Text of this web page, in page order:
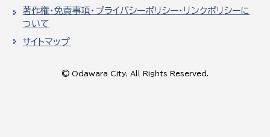
著作権・免責事項・プライバシーポリシー・リンクポリシーに
ついて
サイトマップ
© Odawara City, All Rights Reserved.